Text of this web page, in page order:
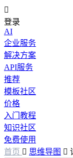

登录
AI
企业服务
解决方案
API服务
推荐
模板社区
价格
入门教程
知识社区
免费使用
首页  思维导图 